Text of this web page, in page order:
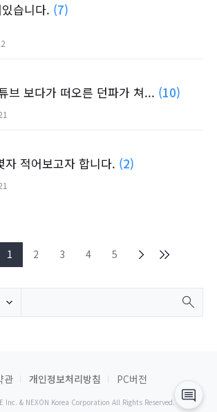
습니다. (7)
브 보다가 떠오른 던파가 쳐... (10)
자 적어보고자 합니다. (2)
1 2 3 4 5
관 개인정보처리방침 PC버전
Inc. & NEXON Korea Corporation All Rights Reserved.